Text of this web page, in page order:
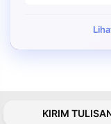
KIRIM